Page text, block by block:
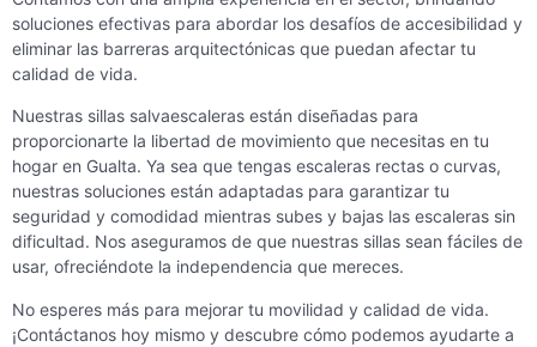
soluciones efectivas para abordar los desafíos de accesibilidad y
eliminar las barreras arquitectónicas que puedan afectar tu
calidad de vida.
Nuestras sillas salvaescaleras están diseñadas para
proporcionarte la libertad de movimiento que necesitas en tu
hogar en Gualta. Ya sea que tengas escaleras rectas o curvas,
nuestras soluciones están adaptadas para garantizar tu
seguridad y comodidad mientras subes y bajas las escaleras sin
dificultad. Nos aseguramos de que nuestras sillas sean fáciles de
usar, ofreciéndote la independencia que mereces.
No esperes más para mejorar tu movilidad y calidad de vida.
¡Contáctanos hoy mismo y descubre cómo podemos ayudarte a